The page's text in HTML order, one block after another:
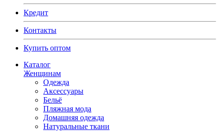
Кредит
Контакты
Купить оптом
Каталог
Женщинам
Одежда
Аксессуары
Бельё
Пляжная мода
Домашняя одежда
Натуральные ткани